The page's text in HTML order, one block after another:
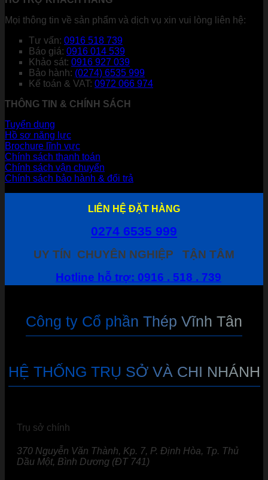
Mọi thông tin về sản phẩm và dịch vụ xin vui lòng liên hệ:
Tư vấn: 0916 518 739
Báo giá: 0916 014 539
Khảo sát: 0916 927 039
Bảo hành: (0274) 6535 999
Kế toán & VAT: 0972 066 974
THÔNG TIN & CHÍNH SÁCH
Tuyển dụng
Hồ sơ năng lực
Brochure lĩnh vực
Chính sách thanh toán
Chính sách vận chuyển
Chính sách bảo hành & đổi trả
LIÊN HỆ ĐẶT HÀNG
0274 6535 999
UY TÍN CHUYÊN NGHIỆP
TẬN TÂM
Hotline hỗ trợ: 0916 . 518 . 739
Công ty Cổ phần Thép Vĩnh Tân
HỆ THỐNG TRỤ SỞ VÀ CHI NHÁNH
Trụ sở chính
370 Nguyễn Văn Thành, Kp. 7, P. Định Hòa, Tp. Thủ
Dầu Một, Bình Dương (ĐT 741)